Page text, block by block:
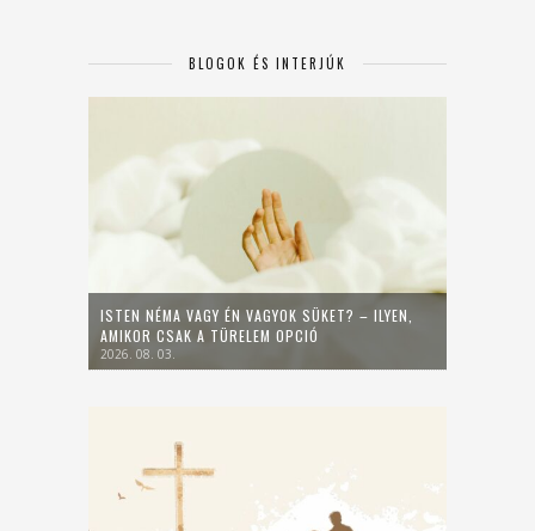
BLOGOK ÉS INTERJÚK
ISTEN NÉMA VAGY ÉN VAGYOK SÜKET? – ILYEN,
AMIKOR CSAK A TÜRELEM OPCIÓ
2026. 08. 03.